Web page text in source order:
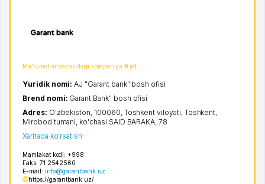
Ma'lumotlar bazasidagi kompaniya9 yil
Mamlakat kodi: +998
Faks: 71 2542560
E-mail: info@garantbank.uz
https://garantbank.uz/
Yuridik nomi:AJ "Garant bank" bosh ofisi
Brend nomi: Garant Bank" bosh ofisi
Adres: O'zbekiston, 100060, Toshkent viloyati, Toshkent,
Mirobod tumani, ko'chasi SAID BARAKA, 78
Xaritada ko'rsatish